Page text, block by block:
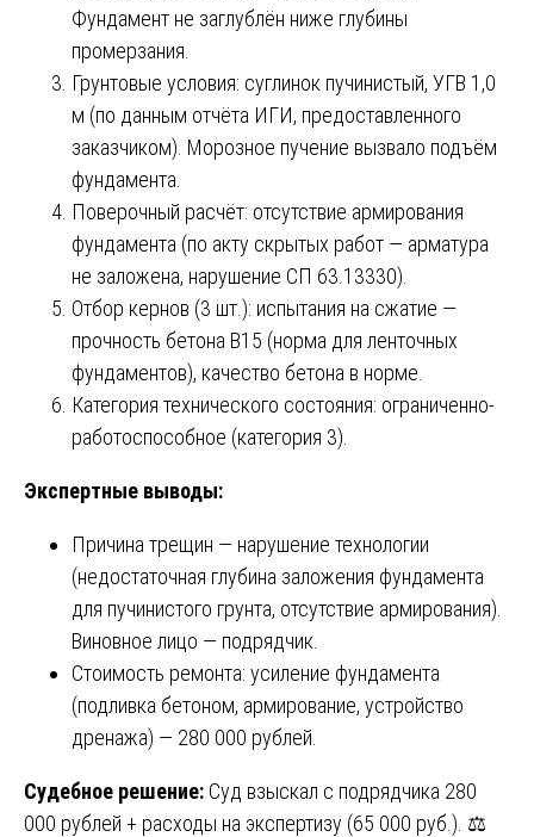
Фундамент не заглублён ниже глубины
промерзания.
Грунтовые условия: суглинок пучинистый, УГВ 1,0
м (по данным отчёта ИГИ, предоставленного
заказчиком). Морозное пучение вызвало подъём
фундамента.
Поверочный расчёт: отсутствие армирования
фундамента (по акту скрытых работ — арматура
не заложена, нарушение СП 63.13330).
Отбор кернов (3 шт.): испытания на сжатие —
прочность бетона B15 (норма для ленточных
фундаментов), качество бетона в норме.
Категория технического состояния: ограниченно-
работоспособное (категория 3).
Экспертные выводы:
Причина трещин — нарушение технологии
(недостаточная глубина заложения фундамента
для пучинистого грунта, отсутствие армирования).
Виновное лицо — подрядчик.
Стоимость ремонта: усиление фундамента
(подливка бетоном, армирование, устройство
дренажа) — 280 000 рублей.
Судебное решение: Суд взыскал с подрядчика 280
000 рублей + расходы на экспертизу (65 000 руб.). ⚖️